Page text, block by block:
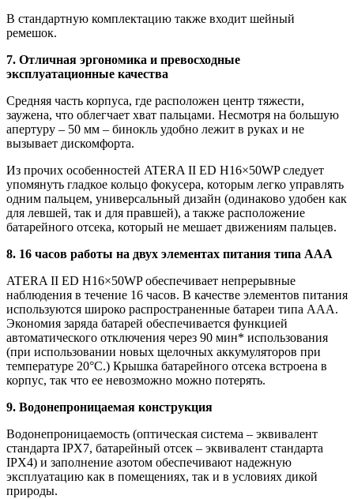
В стандартную комплектацию также входит шейный
ремешок.
7. Отличная эргономика и превосходные
эксплуатационные качества
Средняя часть корпуса, где расположен центр тяжести,
заужена, что облегчает хват пальцами. Несмотря на большую
апертуру – 50 мм – бинокль удобно лежит в руках и не
вызывает дискомфорта.
Из прочих особенностей ATERA II ED H16×50WP следует
упомянуть гладкое кольцо фокусера, которым легко управлять
одним пальцем, универсальный дизайн (одинаково удобен как
для левшей, так и для правшей), а также расположение
батарейного отсека, который не мешает движениям пальцев.
8. 16 часов работы на двух элементах питания типа ААА
ATERA II ED H16×50WP обеспечивает непрерывные
наблюдения в течение 16 часов. В качестве элементов питания
используются широко распространенные батареи типа ААА.
Экономия заряда батарей обеспечивается функцией
автоматического отключения через 90 мин* использования
(при использовании новых щелочных аккумуляторов при
температуре 20°C.) Крышка батарейного отсека встроена в
корпус, так что ее невозможно можно потерять.
9. Водонепроницаемая конструкция
Водонепроницаемость (оптическая система – эквивалент
стандарта IPX7, батарейный отсек – эквивалент стандарта
IPX4) и заполнение азотом обеспечивают надежную
эксплуатацию как в помещениях, так и в условиях дикой
природы.